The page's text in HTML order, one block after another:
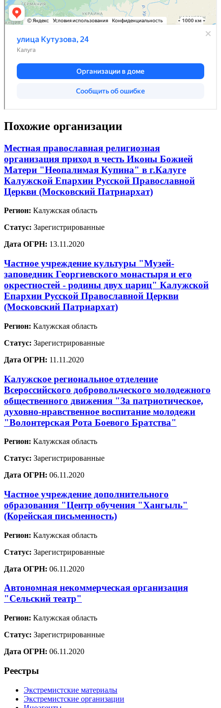
Похожие организации
Местная православная религиозная
организация приход в честь Иконы Божией
Матери "Неопалимая Купина" в г.Калуге
Калужской Епархии Русской Православной
Церкви (Московский Патриархат)
Регион: Калужская область
Статус: Зарегистрированные
Дата ОГРН: 13.11.2020
Частное учреждение культуры "Музей-
заповедник Георгиевского монастыря и его
окрестностей - родины двух цариц" Калужской
Епархии Русской Православной Церкви
(Московский Патриархат)
Регион: Калужская область
Статус: Зарегистрированные
Дата ОГРН: 11.11.2020
Калужское региональное отделение
Всероссийского добровольческого молодежного
общественного движения "За патриотическое,
духовно-нравственное воспитание молодежи
"Волонтерская Рота Боевого Братства"
Регион: Калужская область
Статус: Зарегистрированные
Дата ОГРН: 06.11.2020
Частное учреждение дополнительного
образования "Центр обучения "Хангыль"
(Корейская письменность)
Регион: Калужская область
Статус: Зарегистрированные
Дата ОГРН: 06.11.2020
Автономная некоммерческая организация
"Сельский театр"
Регион: Калужская область
Статус: Зарегистрированные
Дата ОГРН: 06.11.2020
Реестры
Экстремистские материалы
Экстремистские организации